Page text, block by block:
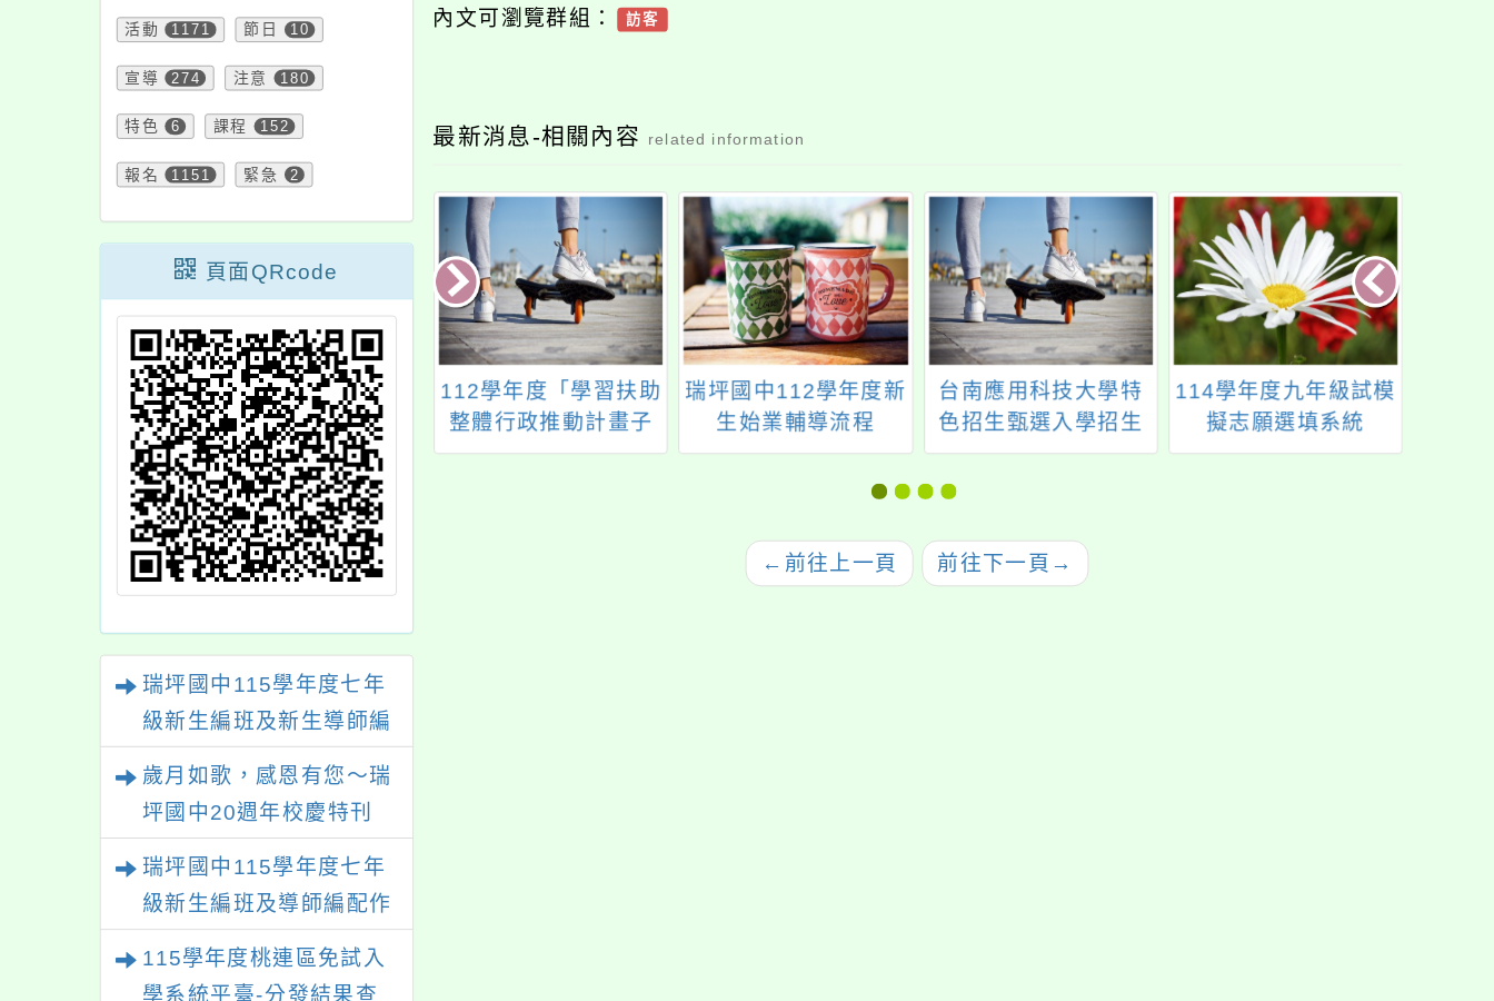
活動 1171 節日 10
宣導 274 注意 180
特色 6 課程 152
報名 1151 緊急 2
頁面QRcode
瑞坪國中115學年度七年
級新生編班及新生導師編
歲月如歌，感恩有您～瑞
坪國中20週年校慶特刊
瑞坪國中115學年度七年
級新生編班及導師編配作
業公告
115學年度桃連區免試入
學系統平臺-分發結果查
內文可瀏覽群組： 訪客
最新消息-相關內容 related information
學年度國民中小
科學領域教師
程設計與執行
力提升計畫」
瑞坪國中115學年度七
年級新生編班及導師
編配作業公告
112學年度「學習扶助
整體行政推動計畫子
計畫十一-3：國中現
瑞坪國中112學年度新
生始業輔導流程
(8/24-8/25)
台南應用科技大學特
色招生甄選入學招生
簡章
114學年度九年級試模
擬志願選填系統
← 前往上一頁 前往下一頁 →